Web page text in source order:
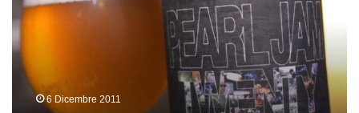
Zappa,
Pearl
Jam,
Kiss
Hanson6 Dicembre 2011